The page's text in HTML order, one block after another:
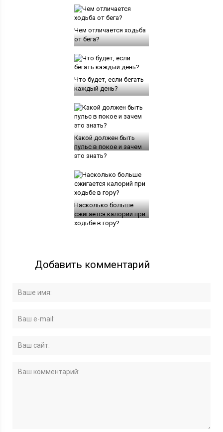
Чем отличается ходьба
от бега?
Что будет, если бегать
каждый день?
Какой должен быть
пульс в покое и зачем
это знать?
Насколько больше
сжигается калорий при
ходьбе в гору?
Добавить комментарий